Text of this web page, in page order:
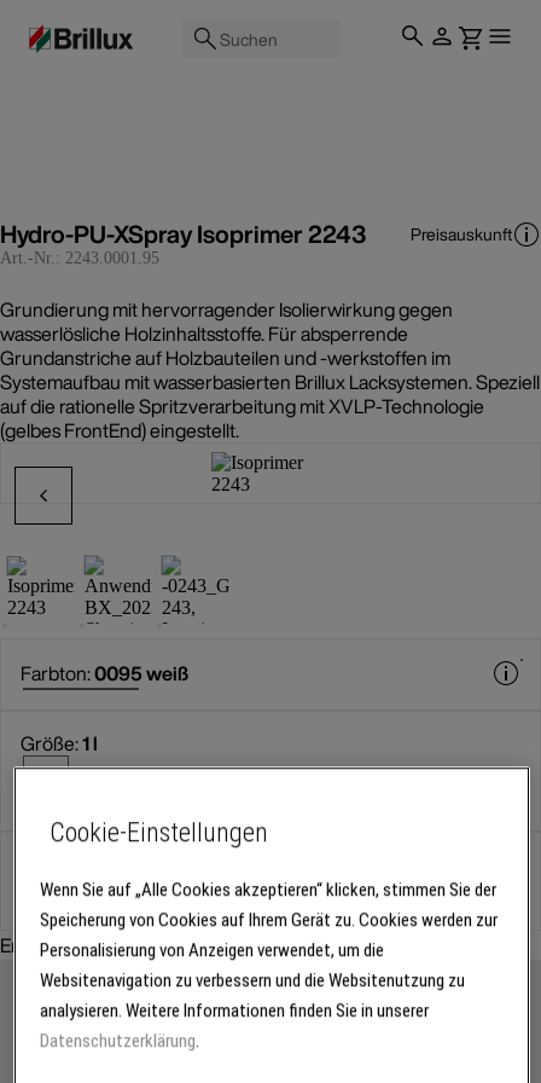
Suchen
Hydro-PU-XSpray Isoprimer 2243
Art.-Nr.: 2243.0001.95
Preisauskunft
Grundierung mit hervorragender Isolierwirkung gegen
wasserlösliche Holzinhaltsstoffe. Für absperrende
Grundanstriche auf Holzbauteilen und -werkstoffen im
Systemaufbau mit wasserbasierten Brillux Lacksystemen. Speziell
auf die rationelle Spritzverarbeitung mit XVLP-Technologie
(gelbes FrontEnd) eingestellt.
Farbton:0095 weiß
Größe:1 l
Gebinde
Empfohlenes Zubehör:
Cookie-Einstellungen
Wenn Sie auf „Alle Cookies akzeptieren“ klicken, stimmen Sie der
Speicherung von Cookies auf Ihrem Gerät zu. Cookies werden zur
Personalisierung von Anzeigen verwendet, um die
Websitenavigation zu verbessern und die Websitenutzung zu
analysieren. Weitere Informationen finden Sie in unserer
Datenschutzerklärung.